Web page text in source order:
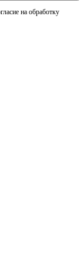
на обработку